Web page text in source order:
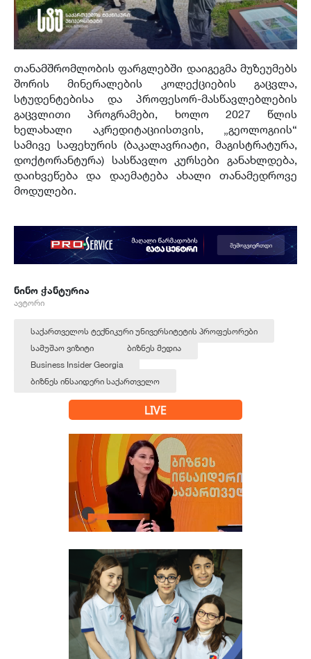
თანამშრომლობის ფარგლებში დაიგეგმა მუზეუმებს
შორის მინერალების კოლექციების გაცვლა,
სტუდენტებისა და პროფესორ-მასწავლებლების
გაცვლითი პროგრამები, ხოლო 2027 წლის
ხელახალი აკრედიტაციისთვის, „გეოლოგიის“
სამივე საფეხურის (ბაკალავრიატი, მაგისტრატურა,
დოქტორანტურა) სასწავლო კურსები განახლდება,
დაიხვეწება და დაემატება ახალი თანამედროვე
მოდულები.
ნინო ჭანტურია
ავტორი
საქართველოს ტექნიკური უნივერსიტეტის პროფესორები
სამუშაო ვიზიტი
ბიზნეს მედია
Business Insider Georgia
ბიზნეს ინსაიდერი საქართველო
LIVE